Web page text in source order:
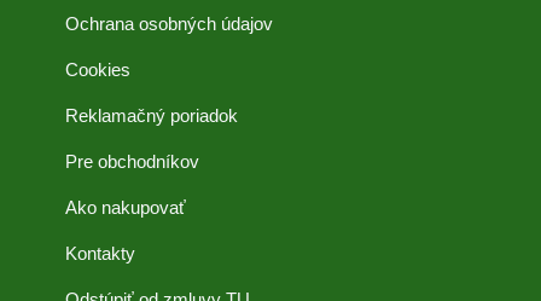
Ochrana osobných údajov
Cookies
Reklamačný poriadok
Pre obchodníkov
Ako nakupovať
Kontakty